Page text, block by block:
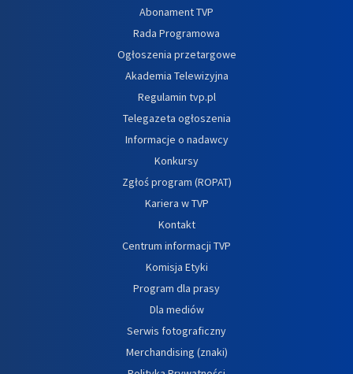
Abonament TVP
Rada Programowa
Ogłoszenia przetargowe
Akademia Telewizyjna
Regulamin tvp.pl
Telegazeta ogłoszenia
Informacje o nadawcy
Konkursy
Zgłoś program (ROPAT)
Kariera w TVP
Kontakt
Centrum informacji TVP
Komisja Etyki
Program dla prasy
Dla mediów
Serwis fotograficzny
Merchandising (znaki)